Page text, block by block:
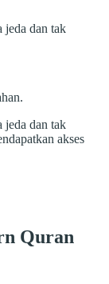
jeda dan tak
jeda dan tak
akses
Quran